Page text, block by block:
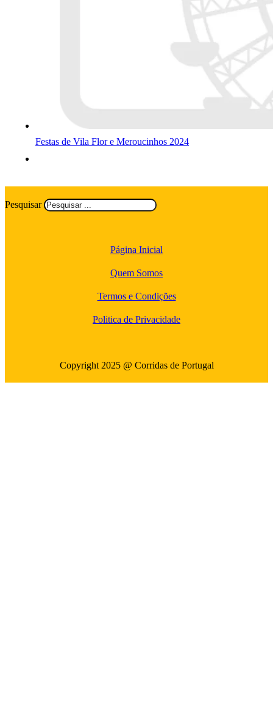
Festas de Vila Flor e Meroucinhos 2024
Pesquisar
Página Inicial
Quem Somos
Termos e Condições
Politica de Privacidade
Copyright 2025 @ Corridas de Portugal